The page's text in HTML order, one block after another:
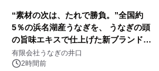
“素材の次は、たれで勝負。”全国約
5％の浜名湖産うなぎを、 うなぎの頭
の旨味エキスで仕上げた新ブランド
「井口の誉」誕生
有限会社うなぎの井口
2時間前